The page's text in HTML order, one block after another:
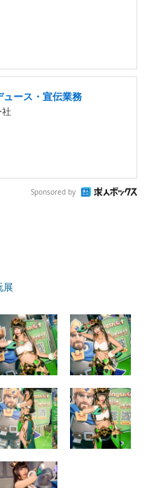
ース・宣伝業務
Sponsored by
展